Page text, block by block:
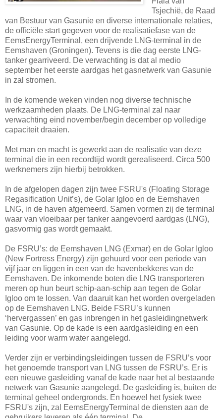
Tsjechië, de Raad
van Bestuur van Gasunie en diverse internationale relaties,
de officiële start gegeven voor de realisatiefase van de
EemsEnergyTerminal, een drijvende LNG-terminal in de
Eemshaven (Groningen). Tevens is die dag eerste LNG-
tanker gearriveerd. De verwachting is dat al medio
september het eerste aardgas het gasnetwerk van Gasunie
in zal stromen.
In de komende weken vinden nog diverse technische
werkzaamheden plaats. De LNG-terminal zal naar
verwachting eind november/begin december op volledige
capaciteit draaien.
Met man en macht is gewerkt aan de realisatie van deze
terminal die in een recordtijd wordt gerealiseerd. Circa 500
werknemers zijn hierbij betrokken.
In de afgelopen dagen zijn twee FSRU's (Floating Storage
Regasification Unit’s), de Golar Igloo en de Eemshaven
LNG, in de haven afgemeerd. Samen vormen zij de terminal
waar van vloeibaar per tanker aangevoerd aardgas (LNG),
gasvormig gas wordt gemaakt.
De FSRU’s: de Eemshaven LNG (Exmar) en de Golar Igloo
(New Fortress Energy) zijn gehuurd voor een periode van
vijf jaar en liggen in een van de havenbekkens van de
Eemshaven. De inkomende boten die LNG transporteren
meren op hun beurt schip-aan-schip aan tegen de Golar
Igloo om te lossen. Van daaruit kan het worden overgeladen
op de Eemshaven LNG. Beide FSRU’s kunnen
‘hervergassen’ en gas inbrengen in het gasleidingnetwerk
van Gasunie. Op de kade is een aardgasleiding en een
leiding voor warm water aangelegd.
Verder zijn er verbindingsleidingen tussen de FSRU’s voor
het genoemde transport van LNG tussen de FSRU’s. Er is
een nieuwe gasleiding vanaf de kade naar het al bestaande
netwerk van Gasunie aangelegd. De gasleiding is, buiten de
terminal geheel ondergronds. En hoewel het fysiek twee
FSRU's zijn, zal EemsEnergyTerminal de diensten aan de